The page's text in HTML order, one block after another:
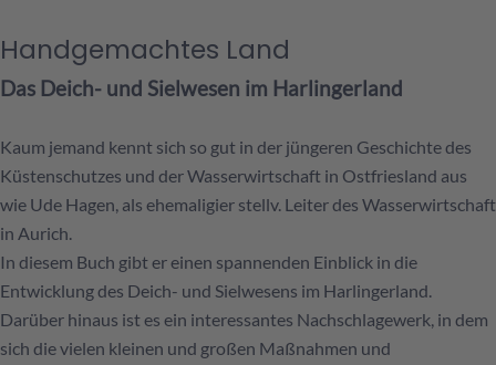
Handgemachtes Land
Das Deich- und Sielwesen im Harlingerland
Kaum jemand kennt sich so gut in der jüngeren Geschichte des
Küstenschutzes und der Wasserwirtschaft in Ostfriesland aus
wie Ude Hagen, als ehemaligier stellv. Leiter des Wasserwirtschaft
in Aurich.
In diesem Buch gibt er einen spannenden Einblick in die
Entwicklung des Deich- und Sielwesens im Harlingerland.
Darüber hinaus ist es ein interessantes Nachschlagewerk, in dem
sich die vielen kleinen und großen Maßnahmen und